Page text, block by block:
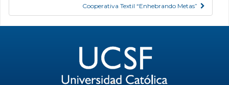
Cooperativa Textil “Enhebrando Metas”